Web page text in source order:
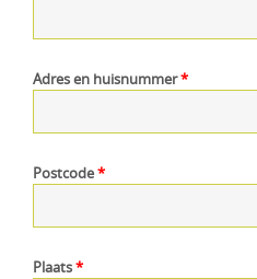
Adres en huisnummer*
Postcode*
Plaats*